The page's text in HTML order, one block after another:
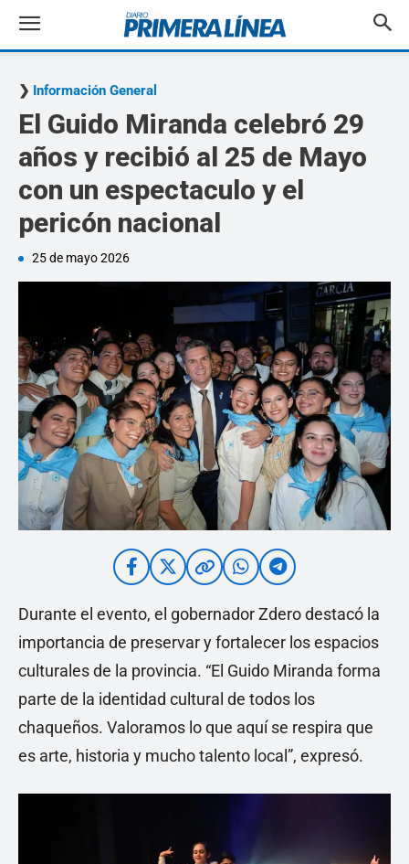
Información General
El Guido Miranda celebró 29
años y recibió al 25 de Mayo
con un espectaculo y el
pericón nacional
25 de mayo 2026
Durante el evento, el gobernador Zdero destacó la
importancia de preservar y fortalecer los espacios
culturales de la provincia. “El Guido Miranda forma
parte de la identidad cultural de todos los
chaqueños. Valoramos lo que aquí se respira que
es arte, historia y mucho talento local”, expresó.